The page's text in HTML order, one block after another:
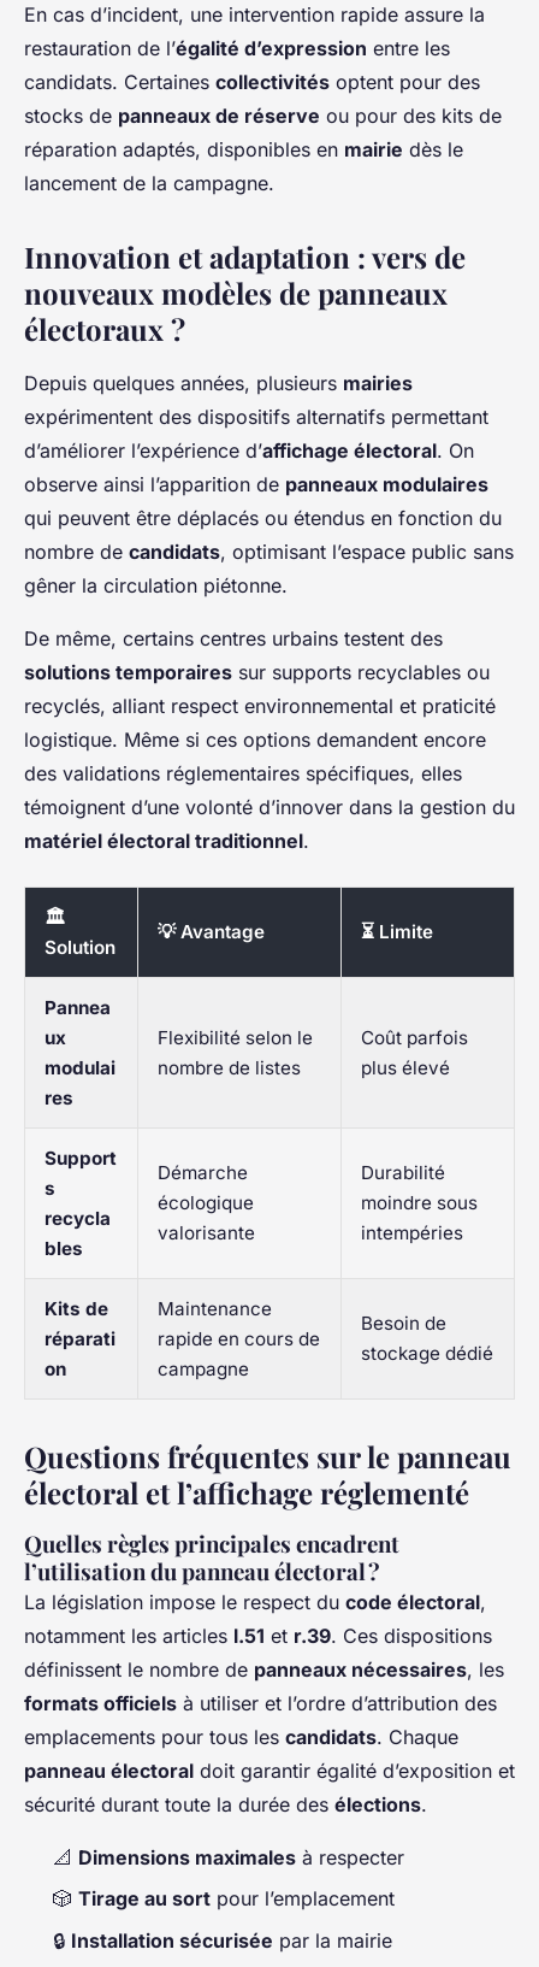
En cas d’incident, une intervention rapide assure la
restauration de l’égalité d’expression entre les
candidats. Certaines collectivités optent pour des
stocks de panneaux de réserve ou pour des kits de
réparation adaptés, disponibles en mairie dès le
lancement de la campagne.
Innovation et adaptation : vers de
nouveaux modèles de panneaux
électoraux ?
Depuis quelques années, plusieurs mairies
expérimentent des dispositifs alternatifs permettant
d’améliorer l’expérience d’affichage électoral. On
observe ainsi l’apparition de panneaux modulaires
qui peuvent être déplacés ou étendus en fonction du
nombre de candidats, optimisant l’espace public sans
gêner la circulation piétonne.
De même, certains centres urbains testent des
solutions temporaires sur supports recyclables ou
recyclés, alliant respect environnemental et praticité
logistique. Même si ces options demandent encore
des validations réglementaires spécifiques, elles
témoignent d’une volonté d’innover dans la gestion du
matériel électoral traditionnel.
🏛️
Solution
💡 Avantage ⏳ Limite
Pannea
ux
modulai
res
Flexibilité selon le
nombre de listes
Coût parfois
plus élevé
Support
s
recycla
bles
Démarche
écologique
valorisante
Durabilité
moindre sous
intempéries
Kits de
réparati
on
Maintenance
rapide en cours de
campagne
Besoin de
stockage dédié
Questions fréquentes sur le panneau
électoral et l’affichage réglementé
Quelles règles principales encadrent
l’utilisation du panneau électoral ?
La législation impose le respect du code électoral,
notamment les articles l.51 et r.39. Ces dispositions
définissent le nombre de panneaux nécessaires, les
formats officiels à utiliser et l’ordre d’attribution des
emplacements pour tous les candidats. Chaque
panneau électoral doit garantir égalité d’exposition et
sécurité durant toute la durée des élections.
📐 Dimensions maximales à respecter
🎲 Tirage au sort pour l’emplacement
🔒 Installation sécurisée par la mairie